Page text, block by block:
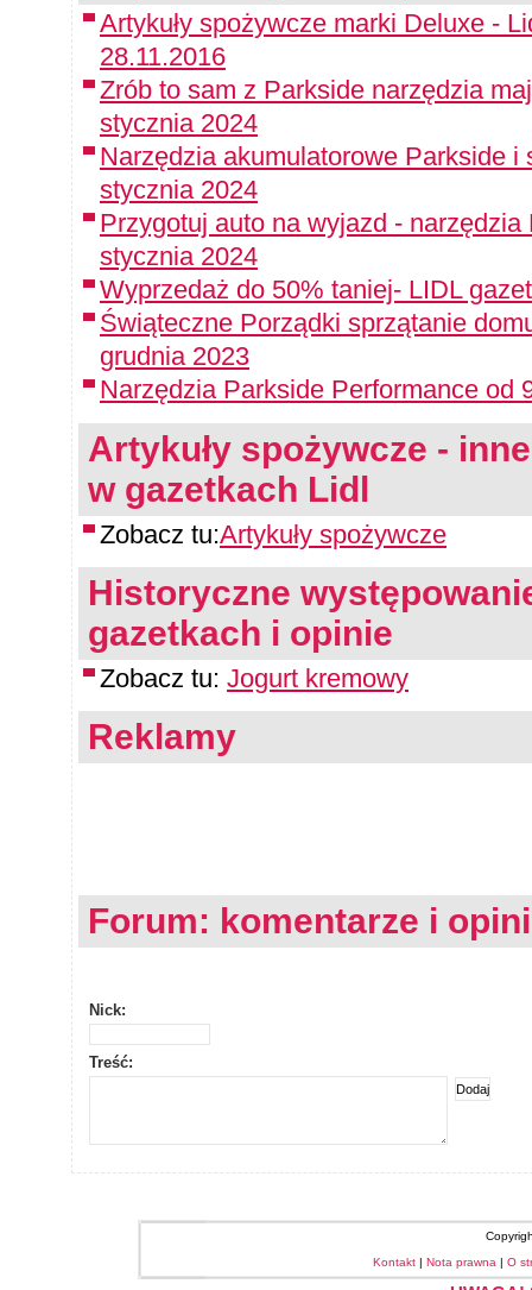
Artykuły spożywcze marki Deluxe -
28.11.2016
Zrób to sam z Parkside narzędzia
stycznia 2024
Narzędzia akumulatorowe Parkside i
stycznia 2024
Przygotuj auto na wyjazd -
stycznia 2024
Wyprzedaż do 50% taniej- LIDL
Świąteczne Porządki sprzątanie
grudnia 2023
Narzędzia Parkside Performance od
Artykuły spożywcze -
w gazetkach Lidl
Zobacz tu:Artykuły spożywcze
Historyczne
gazetkach i opinie
Zobacz tu: Jogurt kremowy
Reklamy
Forum: komentarze i
Nick:
Treść:
Kontakt | Nota prawna | O